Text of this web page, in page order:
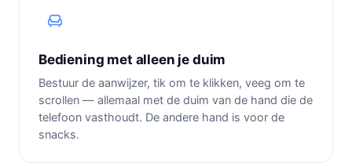
Bediening met alleen je duim
Bestuur de aanwijzer, tik om te klikken, veeg om te
scrollen — allemaal met de duim van de hand die de
telefoon vasthoudt. De andere hand is voor de
snacks.